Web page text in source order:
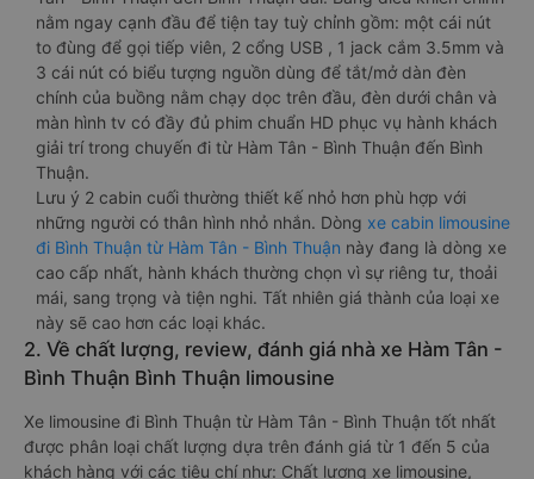
nằm ngay cạnh đầu để tiện tay tuỳ chỉnh gồm: một cái nút
to đùng để gọi tiếp viên, 2 cổng USB , 1 jack cắm 3.5mm và
3 cái nút có biểu tượng nguồn dùng để tắt/mở dàn đèn
chính của buồng nằm chạy dọc trên đầu, đèn dưới chân và
màn hình tv có đầy đủ phim chuẩn HD phục vụ hành khách
giải trí trong chuyến đi từ Hàm Tân - Bình Thuận đến Bình
Thuận.
Lưu ý 2 cabin cuối thường thiết kế nhỏ hơn phù hợp với
những người có thân hình nhỏ nhắn. Dòng xe cabin limousine
đi Bình Thuận từ Hàm Tân - Bình Thuận này đang là dòng xe
cao cấp nhất, hành khách thường chọn vì sự riêng tư, thoải
mái, sang trọng và tiện nghi. Tất nhiên giá thành của loại xe
này sẽ cao hơn các loại khác.
2. Về chất lượng, review, đánh giá nhà xe Hàm Tân -
Bình Thuận Bình Thuận limousine
Xe limousine đi Bình Thuận từ Hàm Tân - Bình Thuận tốt nhất
được phân loại chất lượng dựa trên đánh giá từ 1 đến 5 của
khách hàng với các tiêu chí như: Chất lượng xe limousine,